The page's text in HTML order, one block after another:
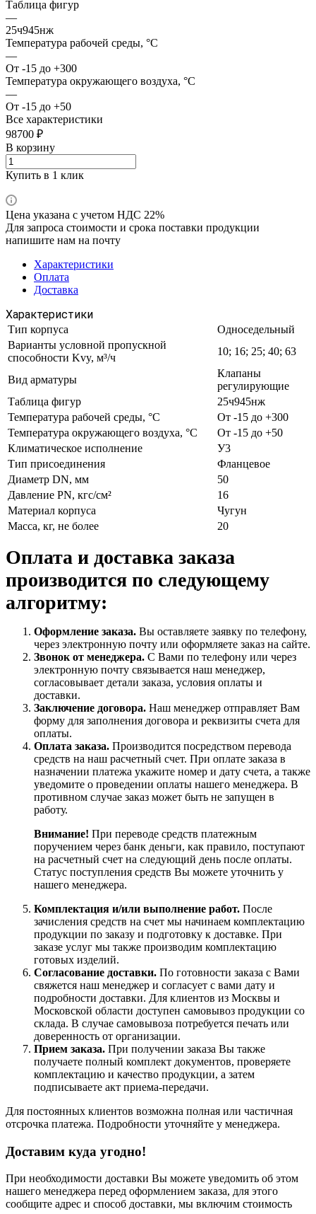
Таблица фигур
—
25ч945нж
Температура рабочей среды, °С
—
От -15 до +300
Температура окружающего воздуха, °С
—
От -15 до +50
Все характеристики
98700 ₽
В корзину
Купить в 1 клик
Цена указана с учетом НДС 22%
Для запроса стоимости и срока поставки продукции
напишите нам на почту
Характеристики
Оплата
Доставка
Характеристики
Тип корпуса
Односедельный
Варианты условной пропускной
способности Kvy, м³/ч
10; 16; 25; 40; 63
Вид арматуры
Клапаны
регулирующие
Таблица фигур
25ч945нж
Температура рабочей среды, °С
От -15 до +300
Температура окружающего воздуха, °С
От -15 до +50
Климатическое исполнение
У3
Тип присоединения
Фланцевое
Диаметр DN, мм
50
Давление PN, кгс/см²
16
Материал корпуса
Чугун
Масса, кг, не более
20
Оплата и доставка заказа
производится по следующему
алгоритму:
Оформление заказа. Вы оставляете заявку по телефону,
через электронную почту или оформляете заказ на сайте.
Звонок от менеджера. С Вами по телефону или через
электронную почту связывается наш менеджер,
согласовывает детали заказа, условия оплаты и
доставки.
Заключение договора. Наш менеджер отправляет Вам
форму для заполнения договора и реквизиты счета для
оплаты.
Оплата заказа. Производится посредством перевода
средств на наш расчетный счет. При оплате заказа в
назначении платежа укажите номер и дату счета, а также
уведомите о проведении оплаты нашего менеджера. В
противном случае заказ может быть не запущен в
работу.
Внимание! При переводе средств платежным
поручением через банк деньги, как правило, поступают
на расчетный счет на следующий день после оплаты.
Статус поступления средств Вы можете уточнить у
нашего менеджера.
Комплектация и/или выполнение работ. После
зачисления средств на счет мы начинаем комплектацию
продукции по заказу и подготовку к доставке. При
заказе услуг мы также производим комплектацию
готовых изделий.
Согласование доставки. По готовности заказа с Вами
свяжется наш менеджер и согласует с вами дату и
подробности доставки. Для клиентов из Москвы и
Московской области доступен самовывоз продукции со
склада. В случае самовывоза потребуется печать или
доверенность от организации.
Прием заказа. При получении заказа Вы также
получаете полный комплект документов, проверяете
комплектацию и качество продукции, а затем
подписываете акт приема-передачи.
Для постоянных клиентов возможна полная или частичная
отсрочка платежа. Подробности уточняйте у менеджера.
Доставим куда угодно!
При необходимости доставки Вы можете уведомить об этом
нашего менеджера перед оформлением заказа, для этого
сообщите адрес и способ доставки, мы включим стоимость